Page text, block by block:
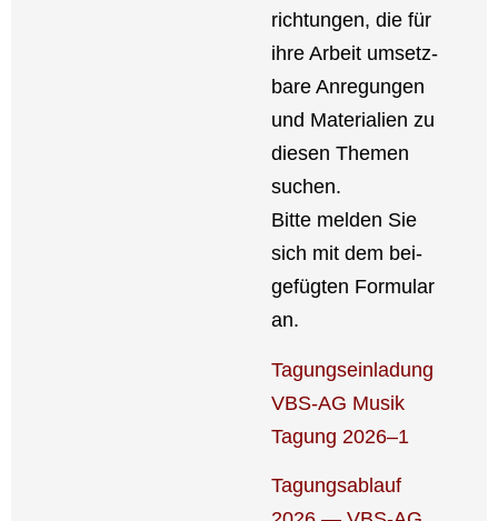
rich­tun­gen, die für
ihre Arbeit umsetz­
ba­re Anre­gun­gen
und Mate­ria­li­en zu
die­sen The­men
suchen.
Bit­te mel­den Sie
sich mit dem bei­
gefüg­ten For­mu­lar
an.
Tagungs­ein­la­dung
VBS-AG Musik
Tagung 2026–1
Tagungs­ab­lauf